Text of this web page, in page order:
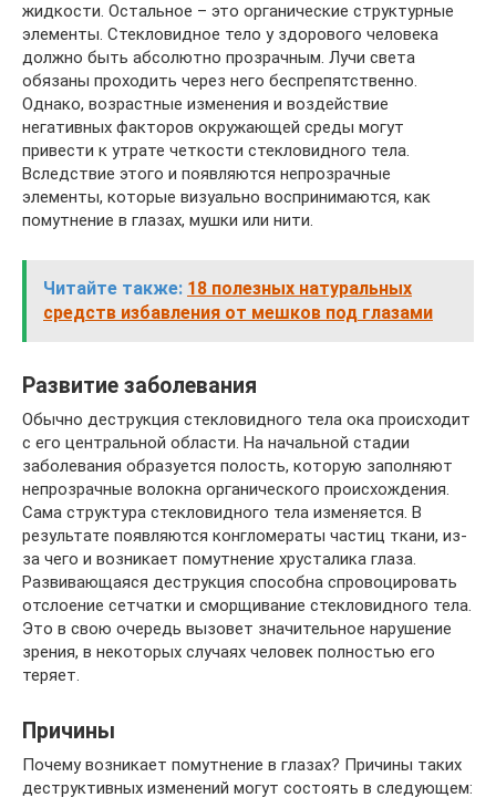
жидкости. Остальное – это органические структурные
элементы. Стекловидное тело у здорового человека
должно быть абсолютно прозрачным. Лучи света
обязаны проходить через него беспрепятственно.
Однако, возрастные изменения и воздействие
негативных факторов окружающей среды могут
привести к утрате четкости стекловидного тела.
Вследствие этого и появляются непрозрачные
элементы, которые визуально воспринимаются, как
помутнение в глазах, мушки или нити.
Читайте также: 18 полезных натуральных
средств избавления от мешков под глазами
Развитие заболевания
Обычно деструкция стекловидного тела ока происходит
с его центральной области. На начальной стадии
заболевания образуется полость, которую заполняют
непрозрачные волокна органического происхождения.
Сама структура стекловидного тела изменяется. В
результате появляются конгломераты частиц ткани, из-
за чего и возникает помутнение хрусталика глаза.
Развивающаяся деструкция способна спровоцировать
отслоение сетчатки и сморщивание стекловидного тела.
Это в свою очередь вызовет значительное нарушение
зрения, в некоторых случаях человек полностью его
теряет.
Причины
Почему возникает помутнение в глазах? Причины таких
деструктивных изменений могут состоять в следующем: